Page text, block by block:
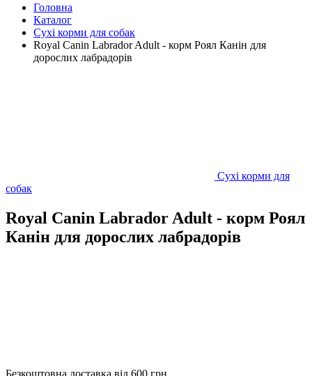
Головна
Каталог
Сухі корми для собак
Royal Canin Labrador Adult - корм Роял Канін для
дорослих лабрадорів
Сухі корми для
собак
Royal Canin Labrador Adult - корм Роял
Канін для дорослих лабрадорів
Безкоштовна доставка від 600 грн